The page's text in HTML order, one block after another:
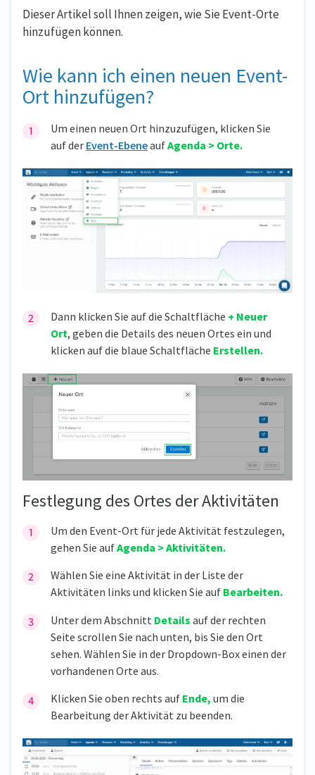
Dieser Artikel soll Ihnen zeigen, wie Sie Event-Orte
hinzufügen können.
Wie kann ich einen neuen Event-
Ort hinzufügen?
Um einen neuen Ort hinzuzufügen, klicken Sie
auf der Event-EbeneaufAgenda > Orte.
Dann klicken Sie auf die Schaltfläche + Neuer
Ort, geben die Details des neuen Ortes ein und
klicken auf die blaue Schaltfläche Erstellen.
Festlegung des Ortes der Aktivitäten
Um den Event-Ort für jede Aktivität festzulegen,
gehen Sie aufAgenda > Aktivitäten.
Wählen Sie eine Aktivität in der Liste der
Aktivitäten links und klicken Sie auf Bearbeiten.
Unter dem Abschnitt Details auf der rechten
Seite scrollen Sie nach unten, bis Sie den Ort
sehen. Wählen Sie in der Dropdown-Box einen der
vorhandenen Orte aus.
Klicken Sie oben rechts auf Ende, um die
Bearbeitung der Aktivität zu beenden.